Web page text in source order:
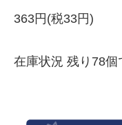
363円(税33円)
在庫状況 残り78個